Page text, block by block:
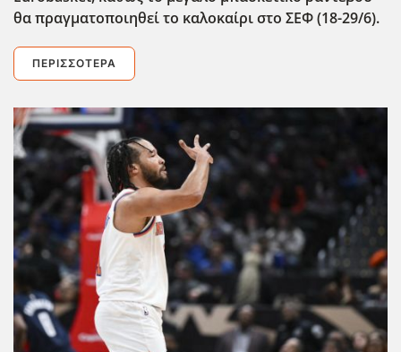
θα πραγματοποιηθεί το καλοκαίρι στο ΣΕΦ (18-29/6).
ΠΕΡΙΣΣΌΤΕΡΑ